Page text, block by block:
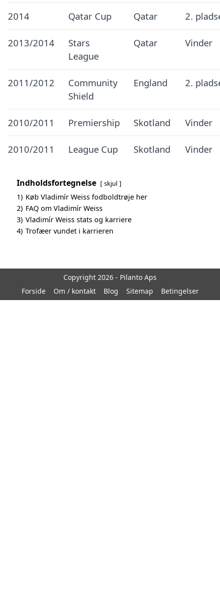
2014 Qatar Cup Qatar 2.
2013/2014
Stars
League
Qatar Vinder
2011/2012
Community
Shield
England 2.
2010/2011 Premiership Skotland Vinder
2010/2011 League Cup Skotland Vinder
Indholdsfortegnelse skjul
1) Køb Vladimír Weiss fodboldtrøje her
2) FAQ om Vladimír Weiss
3) Vladimír Weiss stats og karriere
4) Trofæer vundet i karrieren
Copyright 2026 - Pilanto Aps
Forside
Om / kontakt Blog Sitemap Betingelser